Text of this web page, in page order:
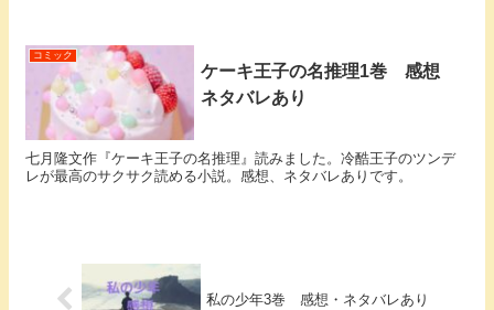
コミック
ケーキ王子の名推理1巻 感想
ネタバレあり
七月隆文作『ケーキ王子の名推理』読みました。冷酷王子のツンデ
レが最高のサクサク読める小説。感想、ネタバレありです。
私の少年3巻 感想・ネタバレあり